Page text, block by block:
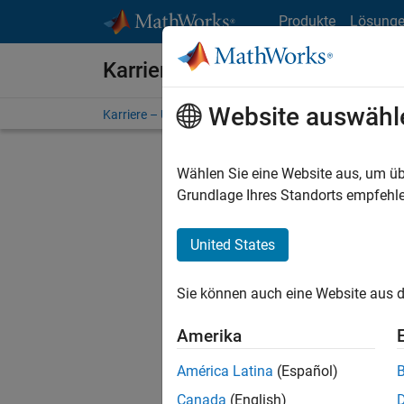
Produkte
Karriere bei MathWorks
Karriere – Übersicht Stellensuche
Stellen
Es
Region
Website
Wählen Sie eine Website aus, um
Grundlage Ihres Standorts
United States
Sie können auch eine Website aus
Amerika
América Latina (Español)
Canada (English)